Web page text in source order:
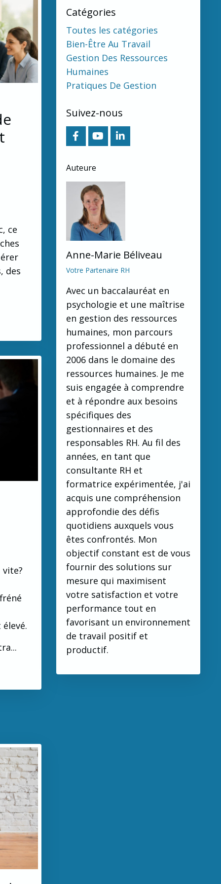
ce
des
Catégories
Toutes les catégories
Bien-Être Au Travail
Gestion Des Ressources
Humaines
Pratiques De Gestion
Suivez-nous
Auteure
Anne-Marie Béliveau
Votre Partenaire RH
Avec un baccalauréat en
psychologie et une maîtrise
en gestion des ressources
humaines, mon parcours
professionnel a débuté en
2006 dans le domaine des
ressources humaines. Je me
suis engagée à comprendre
et à répondre aux besoins
spécifiques des
gestionnaires et des
responsables RH. Au fil des
années, en tant que
consultante RH et
formatrice expérimentée, j'ai
acquis une compréhension
approfondie des défis
quotidiens auxquels vous
êtes confrontés. Mon
objectif constant est de vous
fournir des solutions sur
mesure qui maximisent
votre satisfaction et votre
performance tout en
favorisant un environnement
de travail positif et
productif.